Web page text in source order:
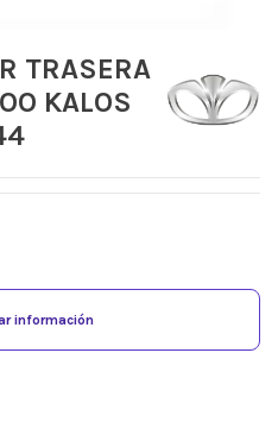
TRASERA
KALOS
información